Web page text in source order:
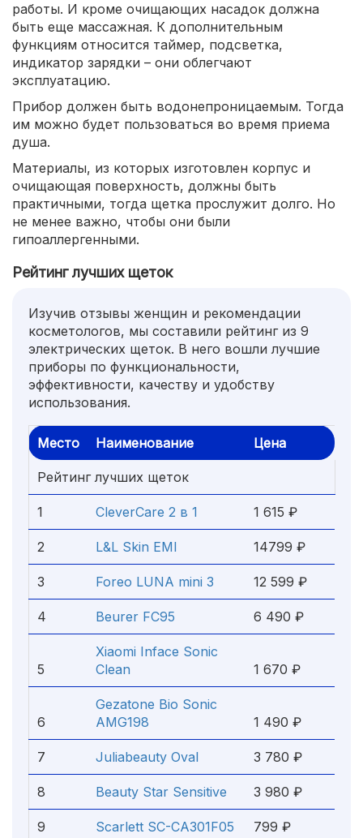
работы. И кроме очищающих насадок должна
быть еще массажная. К дополнительным
функциям относится таймер, подсветка,
индикатор зарядки – они облегчают
эксплуатацию.
Прибор должен быть водонепроницаемым. Тогда
им можно будет пользоваться во время приема
душа.
Материалы, из которых изготовлен корпус и
очищающая поверхность, должны быть
практичными, тогда щетка прослужит долго. Но
не менее важно, чтобы они были
гипоаллергенными.
Рейтинг лучших щеток
Изучив отзывы женщин и рекомендации
косметологов, мы составили рейтинг из 9
электрических щеток. В него вошли лучшие
приборы по функциональности,
эффективности, качеству и удобству
использования.
Место Наименование Цена
Рейтинг лучших щеток
1 CleverCare 2 в 1 1 615 ₽
2 L&L Skin EMI 14799 ₽
3 Foreo LUNA mini 3 12 599 ₽
4 Beurer FC95 6 490 ₽
5
Xiaomi Inface Sonic
Clean
1 670 ₽
6
Gezatone Bio Sonic
AMG198
1 490 ₽
7 Juliabeauty Oval 3 780 ₽
8 Beauty Star Sensitive 3 980 ₽
9 Scarlett SC-CA301F05 799 ₽